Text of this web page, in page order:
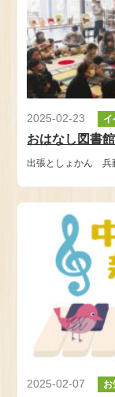
2025-02-23 イ
おはなし図書
出張としょかん 兵
2025-02-07 お